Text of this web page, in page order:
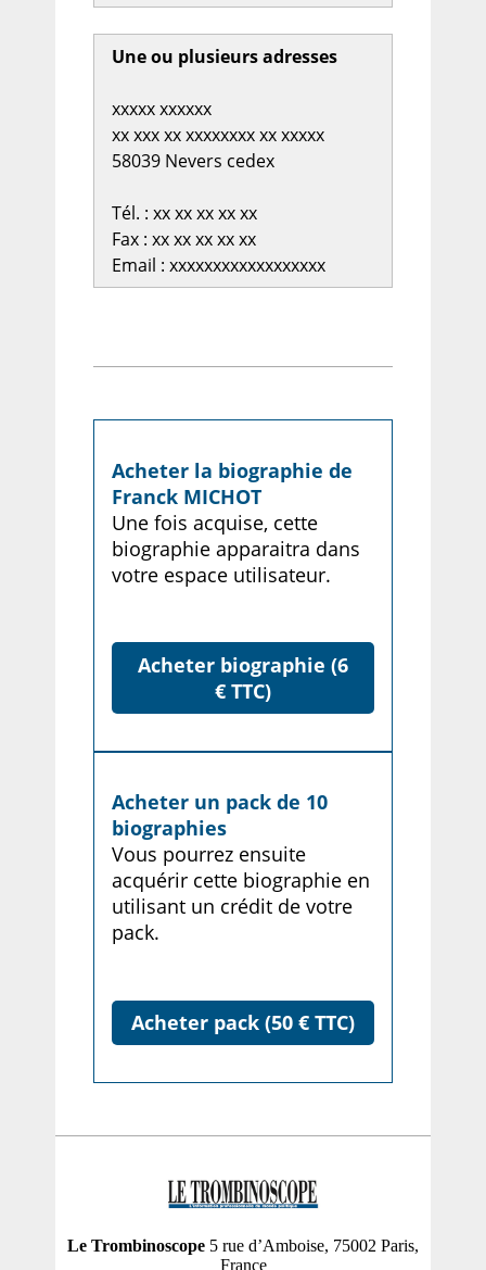
Une ou plusieurs adresses
xxxxx xxxxxx
xx xxx xx xxxxxxxx xx xxxxx
58039 Nevers cedex
Tél. : xx xx xx xx xx
Fax : xx xx xx xx xx
Email : xxxxxxxxxxxxxxxxxx
Acheter la biographie de
Franck MICHOT
Une fois acquise, cette
biographie apparaitra dans
votre espace utilisateur.
Acheter biographie (6
€ TTC)
Acheter un pack de 10
biographies
Vous pourrez ensuite
acquérir cette biographie en
utilisant un crédit de votre
pack.
Acheter pack (50 € TTC)
Le Trombinoscope 5 rue d’Amboise, 75002 Paris,
France